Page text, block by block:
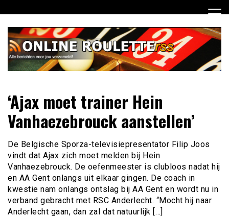
naar
inhoud
Online Roulette RSS
verzameld
‘Ajax moet trainer Hein
Vanhaezebrouck aanstellen’
De Belgische Sporza-televisiepresentator Filip Joos
vindt dat Ajax zich moet melden bij Hein
Vanhaezebrouck. De oefenmeester is clubloos nadat hij
en AA Gent onlangs uit elkaar gingen. De coach in
kwestie nam onlangs ontslag bij AA Gent en wordt nu in
verband gebracht met RSC Anderlecht. “Mocht hij naar
Anderlecht gaan, dan zal dat natuurlijk […]